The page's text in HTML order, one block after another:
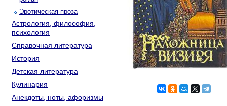
Эротическая проза
Астрология, философия,
психология
Справочная литература
История
Детская литература
Кулинария
Анекдоты, ноты, афоризмы